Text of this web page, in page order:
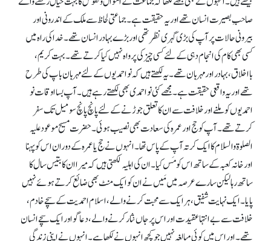
صاحبِ بصیرت انسان تھے اور یہ حقیقت ہے۔ جماعتی لحاظ سے ملک کے اندرونی اور
بیرونی حالات پر آپ کی بڑی گہری نظر تھی اور بڑے بہادر انسان تھے۔ خدا کی راہ میں
کسی بھی کام کی انجام دہی کے لئے کسی چیز کی پرواہ نہیں کیا کرتے تھے۔ بہت کریم،
بااخلاق، بہادر اور مہربان تھے۔ یہ لکھتے ہیں کہ نو احمدیوں کے لئے مہربان باپ کی طرح
تھے اور یہ واقعی حقیقت ہے۔ مجھے کئی نو احمدی بھی لکھتے رہے ہیں۔ آپ بسا اوقات نو
احمدیوں کو ملنے اور خلافت سے ان کا تعلق جوڑنے کے لئے پانچ پانچ سو میل تک سفر
کرتے تھے۔ آپ کوحج اور عمرہ کی سعادت بھی نصیب ہوئی۔ حضرت مسیح موعود علیہ
الصلوۃ والسلام کا ایک کرتہ آپ کے پاس تھا۔ انہوں نے حج یا عمرہ کے دوران اس کو پہنا
اور خانہ کعبہ کے ساتھ اس کو مَس کیا۔ ان کی اہلیہ لکھتی ہیں کہ میرا ان کا بتیس سال کا
ساتھ رہا لیکن سارے عرصہ میں مَیں نے ان کو ایک منٹ بھی ضائع کرتے ہوئے نہیں
پایا۔ ایک نہایت شفیق، ہر ایک سے محبت کرنے والے، اسلام احمدیت کے سچے خادم،
خلافت سے بے انتہا عقیدت اور اس پر جاں نثار کرنے والے، دعا گو اور ایک سچے انسان
تھے۔ اور اس میں کوئی مبالغہ نہیں جو کچھ انہوں نے لکھا ہے۔ انہوں نے اپنی زندگی